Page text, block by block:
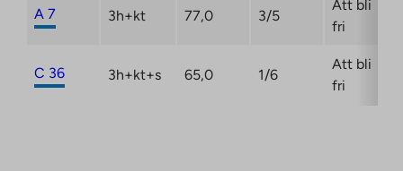
tab
A 7 3h+kt 77,0 3/5
Att bli
fri
C 36 3h+kt+s 65,0 1/6
Att bli
fri